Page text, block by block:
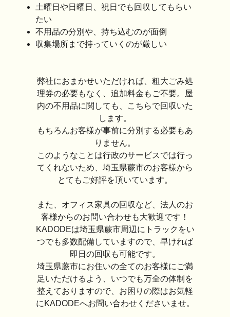
土曜日や日曜日、祝日でも回収してもらい
たい
不用品の分別や、持ち込むのが面倒
収集場所まで持っていくのが厳しい
弊社におまかせいただければ、粗大ごみ処
理券の必要もなく、追加料金もご不要。屋
内の不用品に関しても、こちらで回収いた
します。
もちろんお客様が事前に分別する必要もあ
りません。
このようなことは行政のサービスでは行っ
てくれないため、埼玉県蕨市のお客様から
とてもご好評を頂いています。
また、オフィス家具の回収など、法人のお
客様からのお問い合わせも大歓迎です！
KADODEは埼玉県蕨市周辺にトラックをい
つでも多数配備していますので、早ければ
即日の回収も可能です。
埼玉県蕨市にお住いの全てのお客様にご満
足いただけるよう、いつでも万全の体制を
整えておりますので、お困りの際はお気軽
にKADODEへお問い合わせくださいませ。